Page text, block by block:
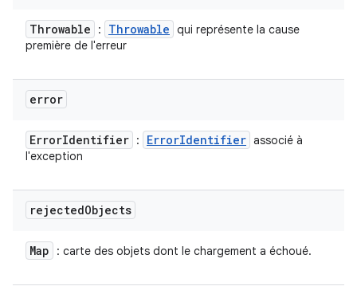
Throwable : Throwable qui représente la cause
première de l'erreur
error
ErrorIdentifier : ErrorIdentifier associé à
l'exception
rejectedObjects
Map : carte des objets dont le chargement a échoué.